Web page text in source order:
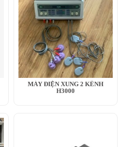
MÁY ĐIỆN XUNG 2 KÊNH
H3000